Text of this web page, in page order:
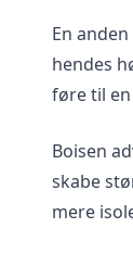
En
hendes
føre til
Boisen
skabe
mere